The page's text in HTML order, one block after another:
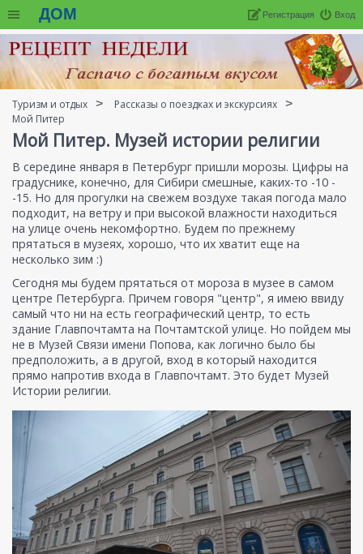
ДОМ Вход
Регистрация
Туризм и отдых
Рассказы о поездках и экскурсиях
Мой Питер
Мой Питер. Музей истории религии
В середине января в Петербург пришли морозы. Цифры на
градуснике, конечно, для Сибири смешные, каких-то -10 -
-15. Но для прогулки на свежем воздухе такая погода мало
подходит, на ветру и при высокой влажности находиться
на улице очень некомфортно. Будем по прежнему
прятаться в музеях, хорошо, что их хватит еще на
несколько зим :)
Сегодня мы будем прятаться от мороза в музее в самом
центре Петербурга. Причем говоря "центр", я имею ввиду
самый что ни на есть географический центр, то есть
здание Главпочтамта на Почтамтской улице. Но пойдем мы
не в Музей Связи имени Попова, как логично было бы
предположить, а в другой, вход в который находится
прямо напротив входа в Главпочтамт. Это будет Музей
Истории религии.